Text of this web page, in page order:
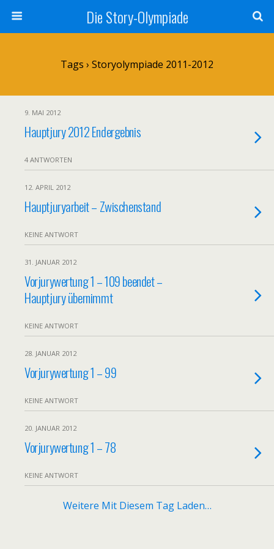
Die Story-Olympiade
Tags › Storyolympiade 2011-2012
9. MAI 2012
Hauptjury 2012 Endergebnis
4 ANTWORTEN
12. APRIL 2012
Hauptjuryarbeit – Zwischenstand
KEINE ANTWORT
31. JANUAR 2012
Vorjurywertung 1 – 109 beendet –
Hauptjury übernimmt
KEINE ANTWORT
28. JANUAR 2012
Vorjurywertung 1 – 99
KEINE ANTWORT
20. JANUAR 2012
Vorjurywertung 1 – 78
KEINE ANTWORT
Weitere Mit Diesem Tag Laden…